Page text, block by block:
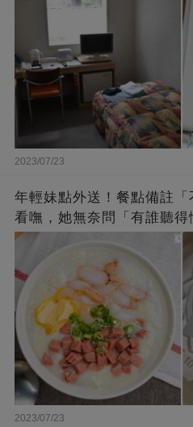
2023/07/23
年輕妹點外送！餐點備註
看嘸，她無奈問「有誰聽
2023/07/23